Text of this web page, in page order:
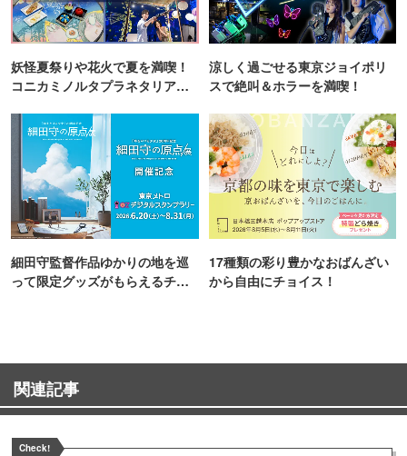
妖怪夏祭りや花火で夏を満喫！
コニカミノルタプラネタリア
涼しく過ごせる東京ジョイポリ
スで絶叫＆ホラーを満喫！
細田守監督作品ゆかりの地を巡
って限定グッズがもらえるチャ
17種類の彩り豊かなおばんざい
から自由にチョイス！
関連記事
Check!